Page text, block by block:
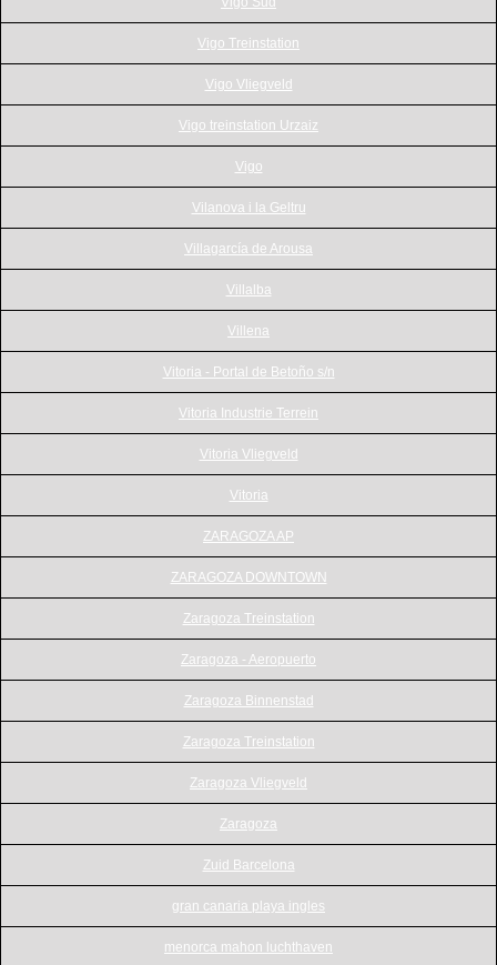
Vigo Treinstation
Vigo Vliegveld
Vigo treinstation Urzaiz
Vigo
Vilanova i la Geltru
Villagarcía de Arousa
Villalba
Villena
Vitoria - Portal de Betoño s/n
Vitoria Industrie Terrein
Vitoria Vliegveld
Vitoria
ZARAGOZA AP
ZARAGOZA DOWNTOWN
Zaragoza Treinstation
Zaragoza - Aeropuerto
Zaragoza Binnenstad
Zaragoza Treinstation
Zaragoza Vliegveld
Zaragoza
Zuid Barcelona
gran canaria playa ingles
menorca mahon luchthaven